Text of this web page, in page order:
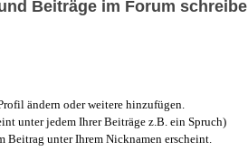
Beiträge im Forum
ändern oder weitere hinzufügen.
unter jedem Ihrer Beiträge z.B. ein Spruch)
unter Ihrem Nicknamen erscheint.